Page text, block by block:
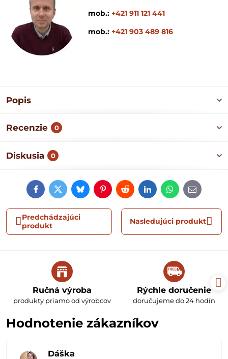
mob.: +421 911 121 441
mob.: +421 903 489 816
Popis
Recenzie 0
Diskusia 0
FacebookTwitterBlueskyPinterestRedditLinkedInWhatsApp
E-
mail
Predchádzajúci
produkt
Nasledujúci produkt
Ručná výroba
produkty priamo od výrobcov
Rýchle doručenie
doručujeme do 24 hodín
Hodnotenie zákazníkov
Dáška